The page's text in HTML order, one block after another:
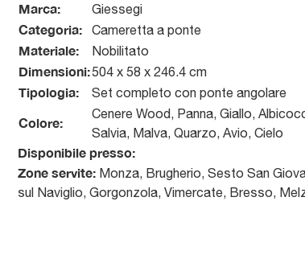
Marca: Giessegi
Categoria: Cameretta a ponte
Materiale: Nobilitato
Dimensioni:504 x 58 x 246.4 cm
Tipologia: Set completo con ponte angolare
Colore:
Cenere Wood, Panna, Giallo,
Salvia, Malva, Quarzo, Avio, Cielo
Disponibile presso:
Zone servite: Monza, Brugherio, Sesto San
sul Naviglio, Gorgonzola, Vimercate, Bresso,